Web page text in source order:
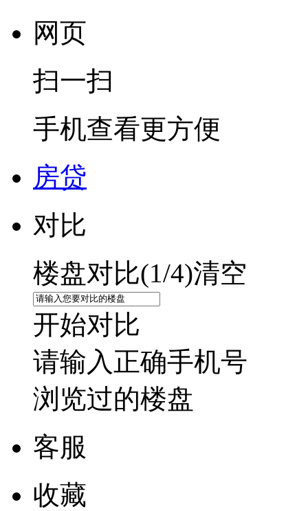
网页
扫一扫
手机查看更方便
房贷
对比
楼盘对比(1/4)清空
开始对比
请输入正确手机号
浏览过的楼盘
客服
收藏